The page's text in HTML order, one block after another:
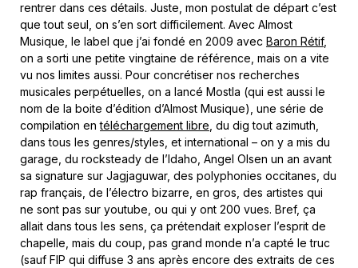
rentrer dans ces détails. Juste, mon postulat de départ c’est
que tout seul, on s’en sort difficilement. Avec Almost
Musique, le label que j’ai fondé en 2009 avec Baron Rétif,
on a sorti une petite vingtaine de référence, mais on a vite
vu nos limites aussi. Pour concrétiser nos recherches
musicales perpétuelles, on a lancé Mostla (qui est aussi le
nom de la boite d’édition d’Almost Musique), une série de
compilation entéléchargement libre , du dig tout azimuth,
dans tous les genres/styles, et international – on y a mis du
garage, du rocksteady de l’Idaho, Angel Olsen un an avant
sa signature sur Jagjaguwar, des polyphonies occitanes, du
rap français, de l’électro bizarre, en gros, des artistes qui
ne sont pas sur youtube, ou qui y ont 200 vues. Bref, ça
allait dans tous les sens, ça prétendait exploser l’esprit de
chapelle, mais du coup, pas grand monde n’a capté le truc
(sauf FIP qui diffuse 3 ans après encore des extraits de ces